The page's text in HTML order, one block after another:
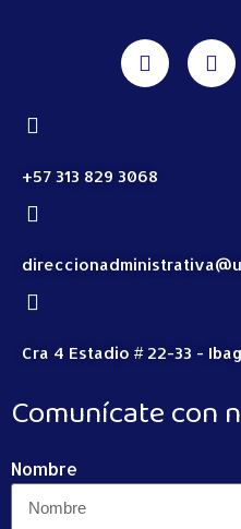
+57 313 829 3068
Cra 4 Estadio # 22-33 -
Comunícate con
Nombre